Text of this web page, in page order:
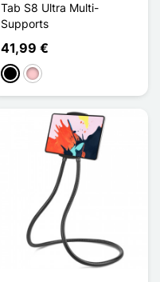
Tab S8 Ultra Multi-
Supports
41,99 €
PretoRosa